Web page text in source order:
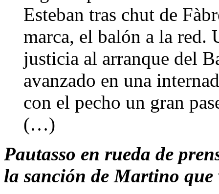
Esteban tras chut de
marca, el balón a la red.
justicia al arranque del
avanzado en una
con el pecho un gran
(…)
Pautasso en rueda de
la sanción de Martino